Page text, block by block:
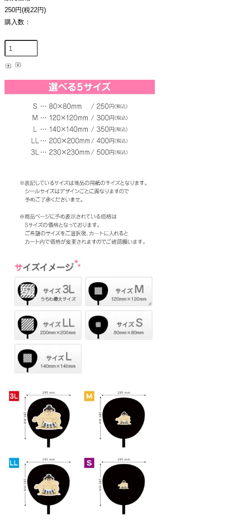
250円(税22円)
購入数：